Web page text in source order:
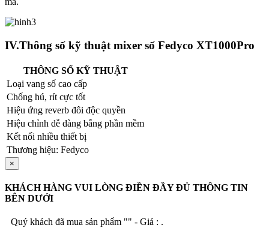
IV.Thông số kỹ thuật mixer số Fedyco XT1000Pro
THÔNG SỐ KỸ THUẬT
Loại vang số cao cấp
Chống hú, rít cực tốt
Hiệu ứng reverb đôi độc quyền
Hiệu chỉnh dễ dàng bằng phần mềm
Kết nối nhiều thiết bị
Thương hiệu: Fedyco
×
KHÁCH HÀNG VUI LÒNG ĐIỀN ĐẦY ĐỦ THÔNG TIN
BÊN DƯỚI
Quý khách đã mua sản phẩm "" - Giá : .